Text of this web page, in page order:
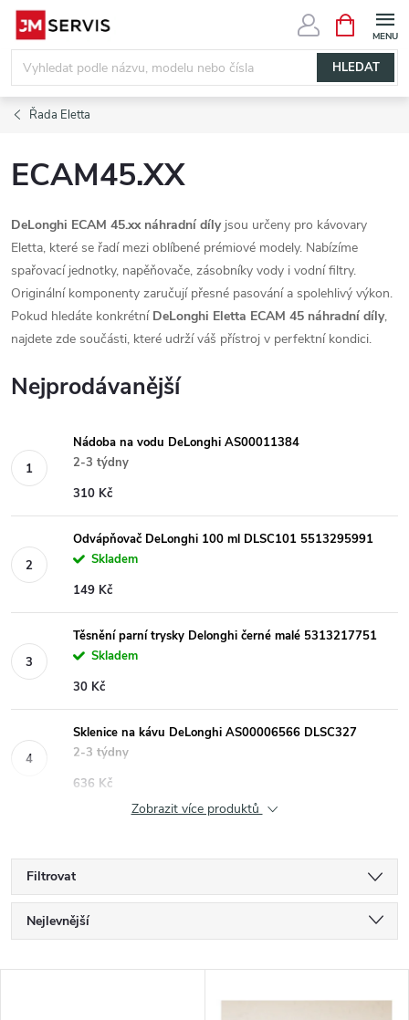
Přejít
obsah
HLEDAT
NÁKUPNÍ
KOŠÍK
Řada Eletta
ECAM45.XX
DeLonghi ECAM 45.xx náhradní dílyjsou určeny pro kávovary
Eletta, které se řadí mezi oblíbené prémiové modely. Nabízíme
spařovací jednotky, napěňovače, zásobníky vody i vodní filtry.
Originální komponenty zaručují přesné pasování a spolehlivý výkon.
Pokud hledáte konkrétní DeLonghi Eletta ECAM 45 náhradní díly,
najdete zde součásti, které udrží váš přístroj v perfektní kondici.
Nejprodávanější
Nádoba na vodu DeLonghi AS00011384
2-3 týdny
310 Kč
Odvápňovač DeLonghi 100 ml DLSC101 5513295991
Skladem
149 Kč
Těsnění parní trysky Delonghi černé malé 5313217751
Skladem
30 Kč
Sklenice na kávu DeLonghi AS00006566 DLSC327
2-3 týdny
636 Kč
Zobrazit více produktů
Filtrovat
Ř
a
Nejlevnější